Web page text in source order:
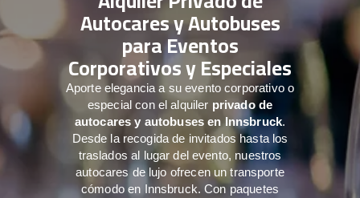
Autocares y Autobuses
para Eventos
Corporativos y Especiales
Aporte elegancia a su evento corporativo o
especial con el alquiler privado de
autocares y autobuses en Innsbruck.
Desde la recogida de invitados hasta los
traslados al lugar del evento, nuestros
autocares de lujo ofrecen un transporte
cómodo en Innsbruck. Con paquetes